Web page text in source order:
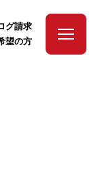
グ請求
望の方